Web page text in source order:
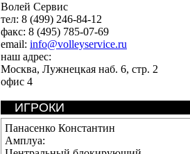
Волей Сервис
тел: 8 (499) 246-84-12
факс: 8 (495) 785-07-69
email: info@volleyservice.ru
наш адрес:
Москва, Лужнецкая наб. 6, стр. 2
офис 4
ИГРОКИ
Панасенко Константин
Амплуа: